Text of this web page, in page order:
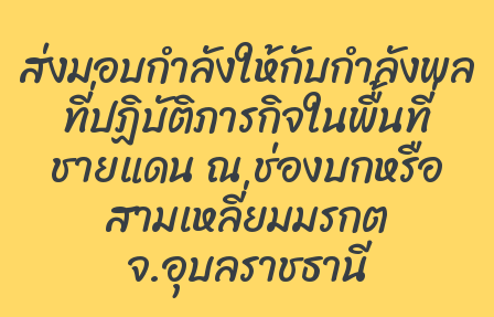
ส่งมอบกำลังให้กับกำลังพล
ที่ปฏิบัติภารกิจในพื้นที่
ชายแดน ณ ช่องบกหรือ
สามเหลี่ยมมรกต
จ.อุบลราชธานี